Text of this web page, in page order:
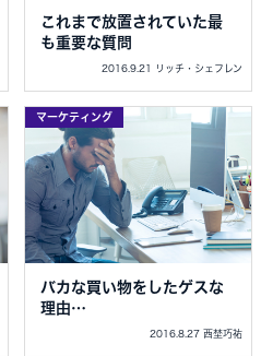
これまで放置されていた最
も重要な質問
2016.9.21 リッチ・シェフレン
マーケティング
バカな買い物をしたゲスな
理由…
2016.8.27 西埜巧祐